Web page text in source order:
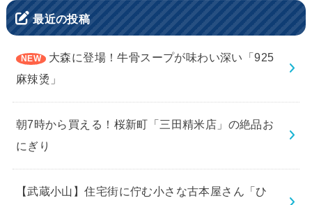
最近の投稿
大森に登場！牛骨スープが味わい深い「925
麻辣烫」
朝7時から買える！桜新町「三田精米店」の絶品お
にぎり
【武蔵小山】住宅街に佇む小さな古本屋さん「ひ